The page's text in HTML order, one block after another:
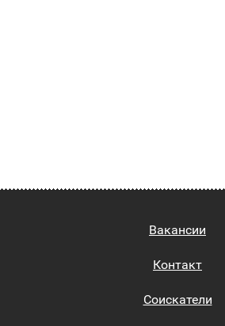
Вакансии
Контакт
Соискатели